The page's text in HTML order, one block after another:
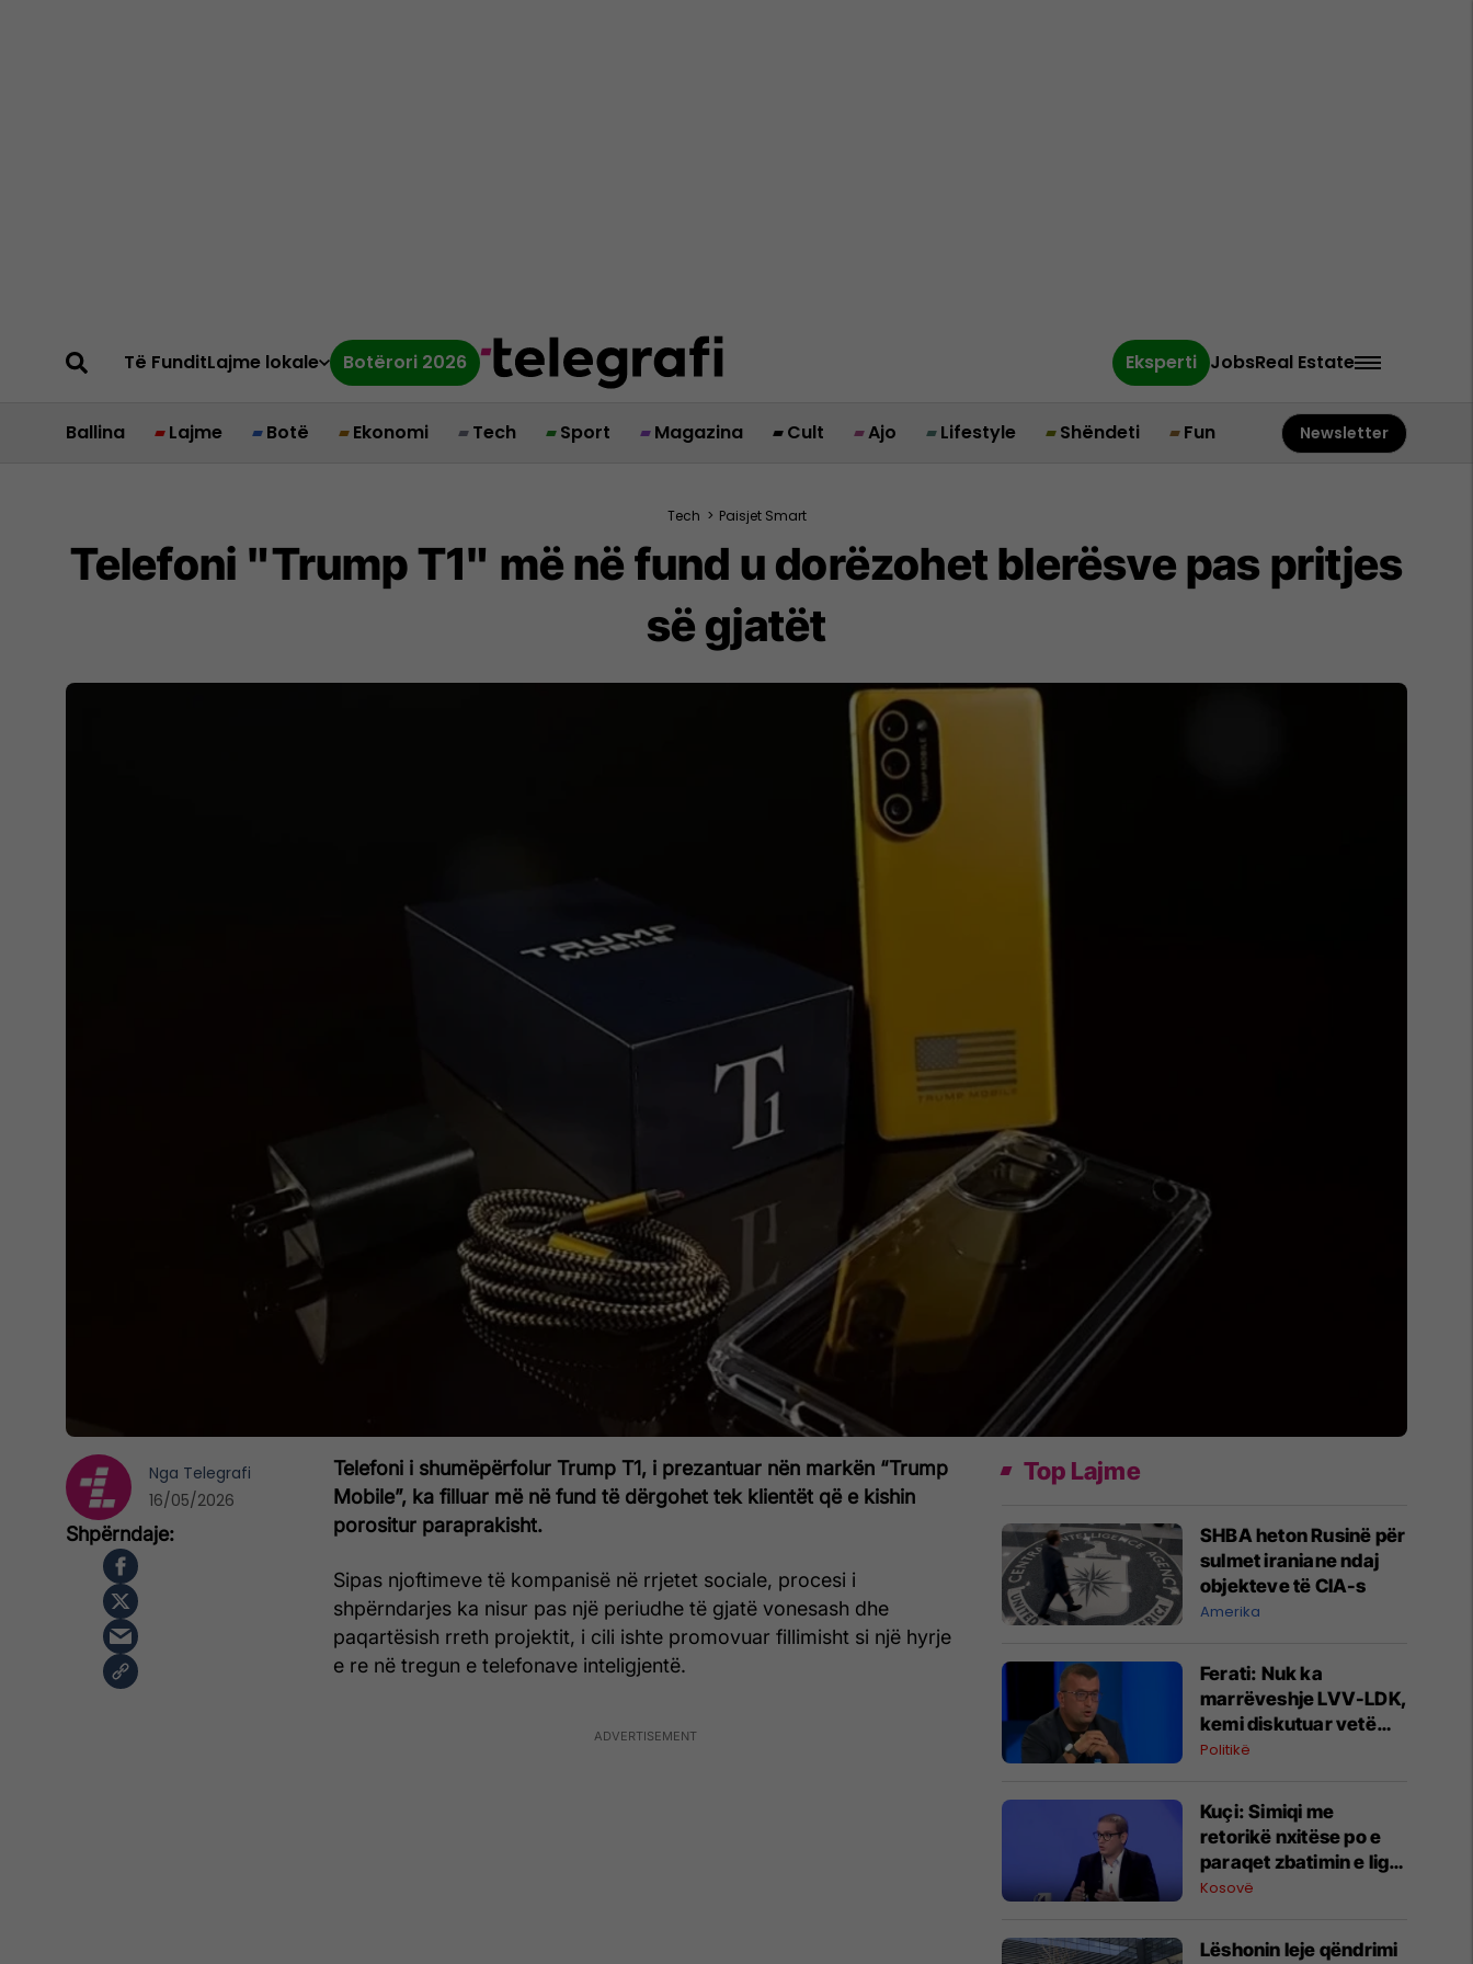
Të FunditLajme lokale Botërori 2026 Eksperti JobsReal Estate
Ballina Lajme Botë Ekonomi Tech Sport Magazina Cult Ajo Lifestyle Shëndeti Fun Newsletter
Tech > Paisjet Smart
Telefoni "Trump T1" më në fund u dorëzohet blerësve pas pritjes
së gjatët
Telefoni i shumëpërfolur Trump T1, i prezantuar nën markën “Trump
Mobile”, ka filluar më në fund të dërgohet tek klientët që e kishin
porositur paraprakisht.
Sipas njoftimeve të kompanisë në rrjetet sociale, procesi i
shpërndarjes ka nisur pas një periudhe të gjatë vonesash dhe
paqartësish rreth projektit, i cili ishte promovuar fillimisht si një hyrje
e re në tregun e telefonave inteligjentë.
Nga Telegrafi
16/05/2026
Top Lajme
SHBA heton Rusinë për
sulmet iraniane ndaj
objekteve të CIA-s
Amerika
Ferati: Nuk ka
marrëveshje LVV-LDK,
kemi diskutuar vetëm
për parime
Politikë
Kuçi: Simiqi me
retorikë nxitëse po e
paraqet zbatimin e ligjit
në veri si "spastrim
Kosovë
Lëshonin leje qëndrimi